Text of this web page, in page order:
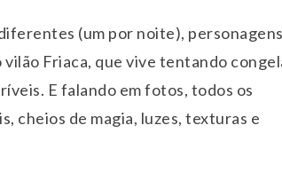
(um por noite), personagens
Friaca, que vive tentando
E falando em fotos, todos os
cheios de magia, luzes, texturas e